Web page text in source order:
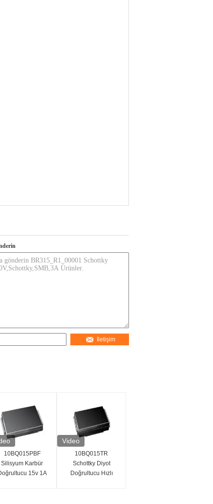
İletişim
10BQ015PBF
Silisyum Karbür
15v 1A
Video
10BQ015TR
Schottky Diyot
Doğrultucu Hızlı